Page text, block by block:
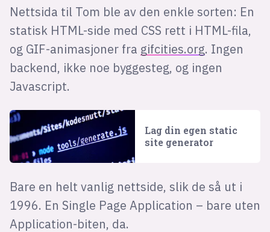
Nettsida til Tom ble av den enkle sorten: En
statisk HTML-side med CSS rett i HTML-fila,
og GIF-animasjoner fra gifcities.org. Ingen
backend, ikke noe byggesteg, og ingen
Javascript.
Lag din egen static
site generator
Bare en helt vanlig nettside, slik de så ut i
1996. En Single Page Application – bare uten
Application-biten, da.